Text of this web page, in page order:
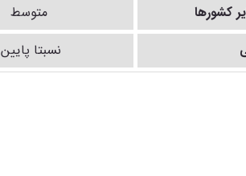
کشورها
متوسط
نسبتا پایین